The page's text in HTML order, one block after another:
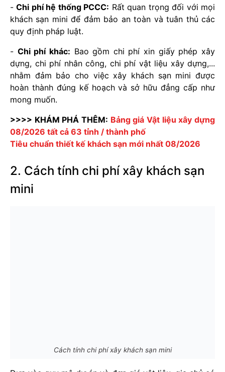
-Chi phí hệ thống PCCC: Rất quan trọng đối với mọi
khách sạn mini để đảm bảo an toàn và tuân thủ các
quy định pháp luật.
- Chi phí khác: Bao gồm chi phí xin giấy phép xây
dựng, chi phí nhân công, chi phí vật liệu xây dựng,...
nhằm đảm bảo cho việc xây khách sạn mini được
hoàn thành đúng kế hoạch và sở hữu đẳng cấp như
mong muốn.
>>>> KHÁM PHÁ THÊM: Bảng giá Vật liệu xây dựng
08/2026 tất cả 63 tỉnh / thành phố
Tiêu chuẩn thiết kế khách sạn mới nhất 08/2026
2. Cách tính chi phí xây khách sạn
mini
Cách tính chi phí xây khách sạn mini